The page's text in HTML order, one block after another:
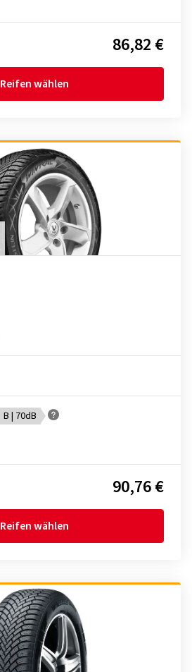
86,82 €
Reifen wählen
B | 70dB
90,76 €
Reifen wählen